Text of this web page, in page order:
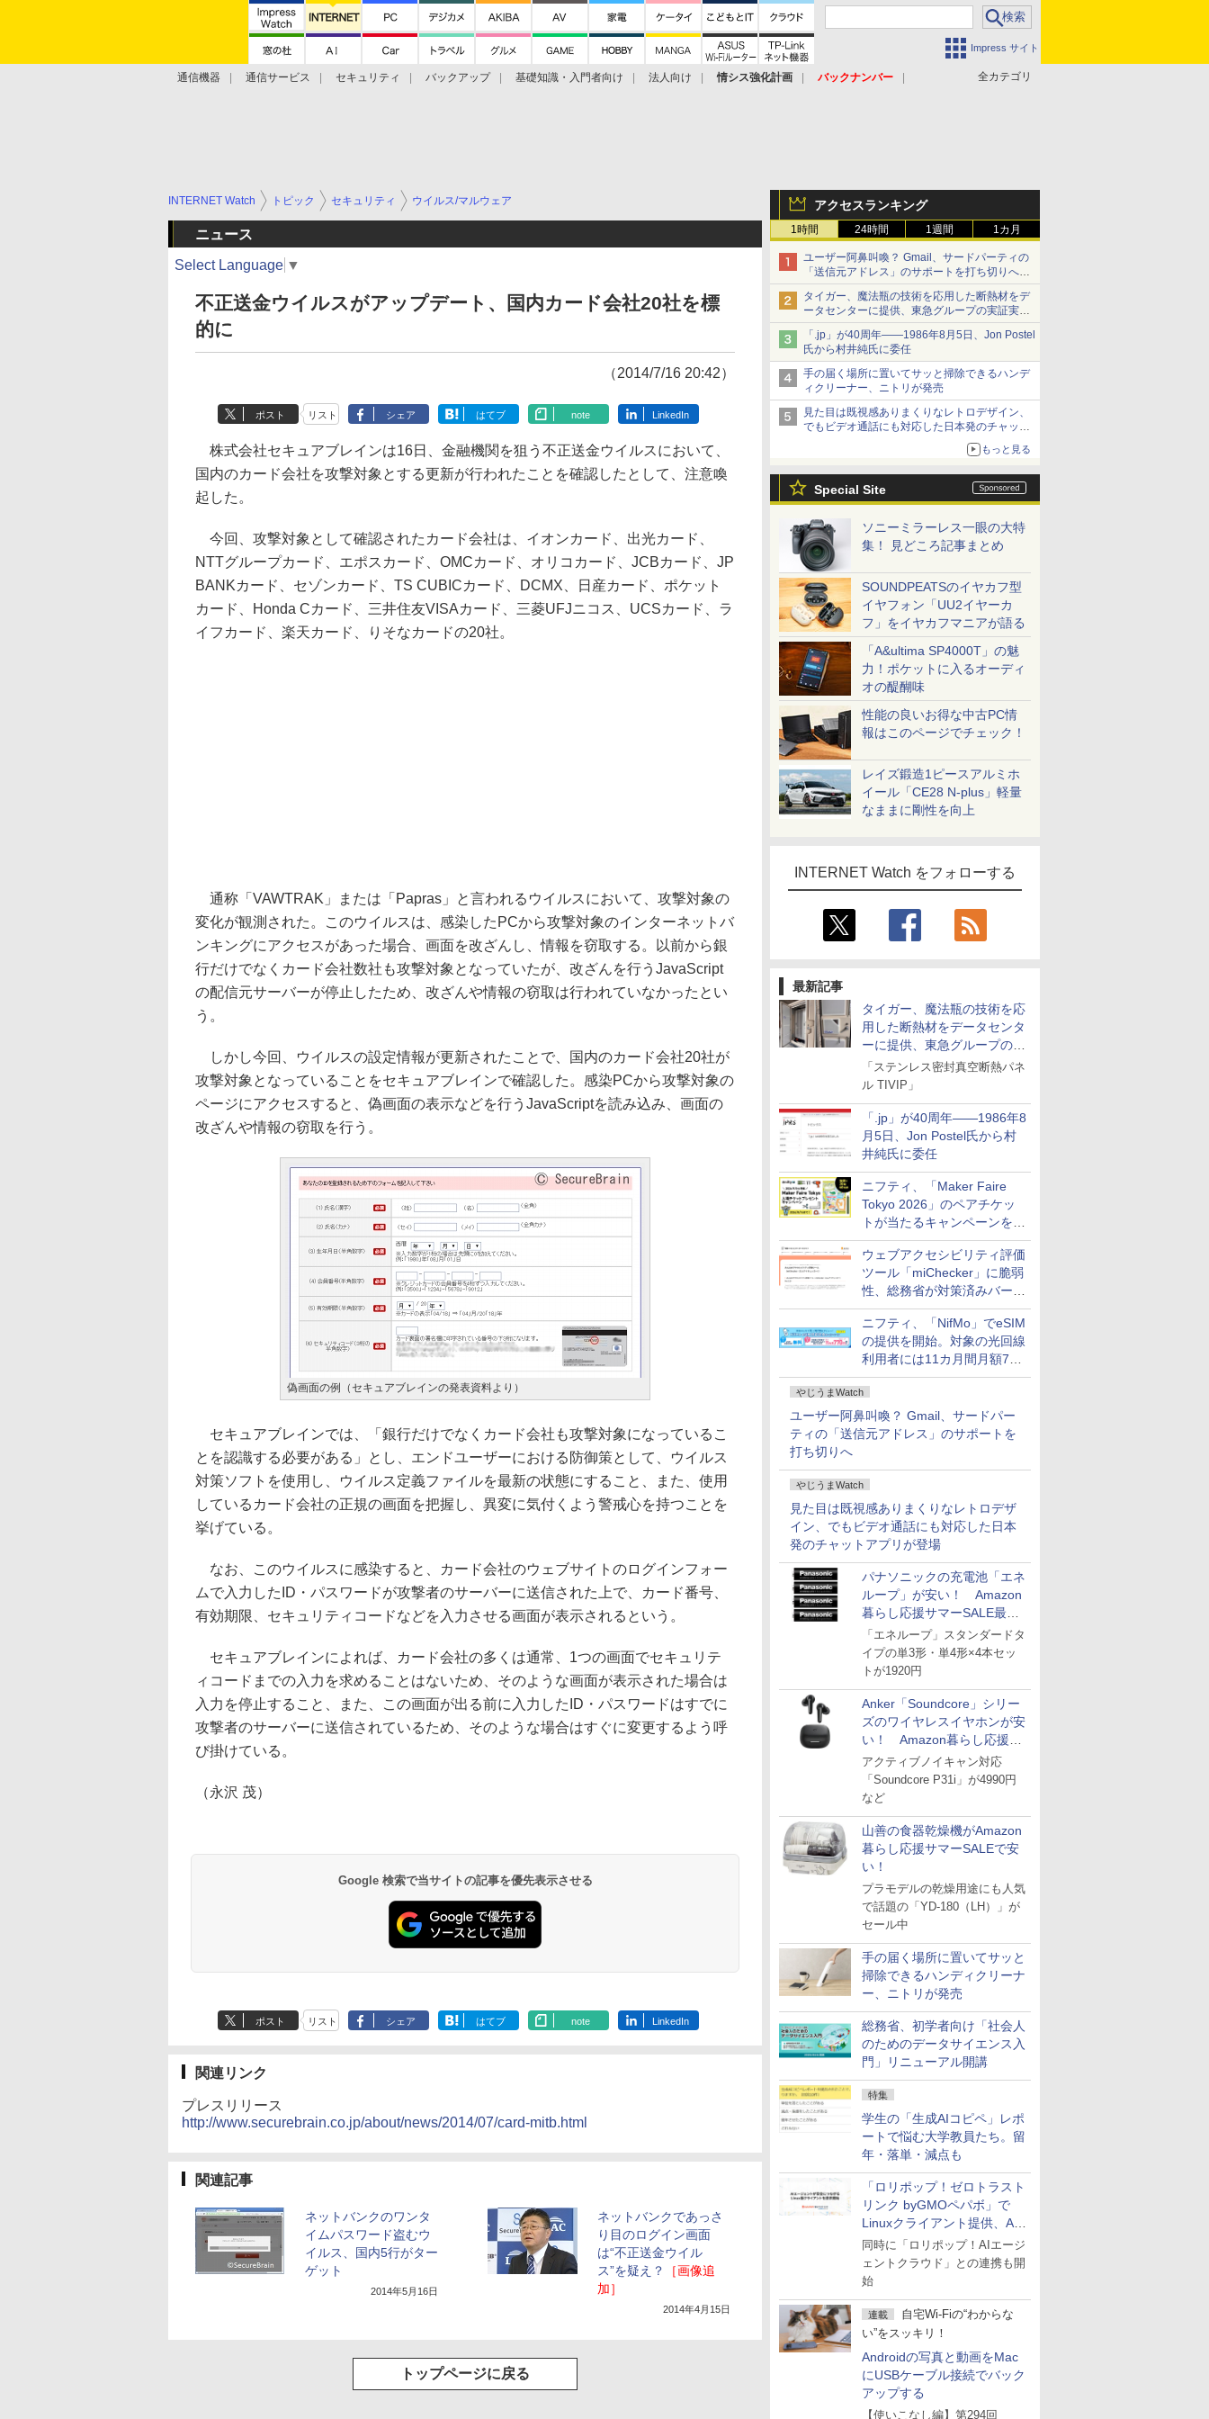
Impress サイト
全カテゴリ
通信機器 通信サービス セキュリティ バックアップ 基礎知識・入門者向け 法人向け 情シス強化計画
バックナンバー
アクセスランキング
1時間 24時間 1週間 1カ月
ユーザー阿鼻叫喚？ Gmail、サードパーティの
「送信元アドレス」のサポートを打ち切りへ
【やじうまWatch】
タイガー、魔法瓶の技術を応用した断熱材をデ
ータセンターに提供、東急グループの実証実験
で 「ステンレス密封真空断熱パネル TIVIP」
「.jp」が40周年――1986年8月5日、Jon Postel
氏から村井純氏に委任
手の届く場所に置いてサッと掃除できるハンデ
ィクリーナー、ニトリが発売
見た目は既視感ありまくりなレトロデザイン、
でもビデオ通話にも対応した日本発のチャット
もっと見る
Special Site
ソニーミラーレス一眼の大特
集！ 見どころ記事まとめ
SOUNDPEATSのイヤカフ型
イヤフォン「UU2イヤーカ
フ」をイヤカフマニアが語る
「A&ultima SP4000T」の魅
力！ポケットに入るオーディ
オの醍醐味
性能の良いお得な中古PC情
報はこのページでチェック！
レイズ鍛造1ピースアルミホ
イール「CE28 N-plus」軽量
なままに剛性を向上
INTERNET Watch をフォローする
最新記事
タイガー、魔法瓶の技術を応
用した断熱材をデータセンタ
ーに提供、東急グループの実
証実験で
「ステンレス密封真空断熱パネ
ル TIVIP」
「.jp」が40周年――1986年8
月5日、Jon Postel氏から村
井純氏に委任
ニフティ、「Maker Faire
Tokyo 2026」のペアチケッ
トが当たるキャンペーンをX
で実施。8月16日まで
ウェブアクセシビリティ評価
ツール「miChecker」に脆弱
性、総務省が対策済みバージ
ョンへの更新を呼び掛け
ニフティ、「NifMo」でeSIM
の提供を開始。対象の光回線
利用者には11カ月間月額770
円割引のキャンペーン
やじうまWatch
ユーザー阿鼻叫喚？ Gmail、サードパー
ティの「送信元アドレス」のサポートを
打ち切りへ
やじうまWatch
見た目は既視感ありまくりなレトロデザ
イン、でもビデオ通話にも対応した日本
発のチャットアプリが登場
パナソニックの充電池「エネ
ループ」が安い！ Amazon
暮らし応援サマーSALE最終
日
「エネループ」スタンダードタ
イプの単3形・単4形×4本セッ
トが1920円
Anker「Soundcore」シリー
ズのワイヤレスイヤホンが安
い！ Amazon暮らし応援サ
マーSALE
アクティブノイキャン対応
「Soundcore P31i」が4990円
など
山善の食器乾燥機がAmazon
暮らし応援サマーSALEで安
い！
プラモデルの乾燥用途にも人気
で話題の「YD-180（LH）」が
セール中
手の届く場所に置いてサッと
掃除できるハンディクリーナ
ー、ニトリが発売
総務省、初学者向け「社会人
のためのデータサイエンス入
門」リニューアル開講
特集
学生の「生成AIコピペ」レポ
ートで悩む大学教員たち。留
年・落単・減点も
「ロリポップ！ゼロトラスト
リンク byGMOペパボ」で
Linuxクライアント提供、AI
エージェントの接続が容易に
同時に「ロリポップ！AIエージ
ェントクラウド」との連携も開
始
連載
自宅Wi-Fiの“わからな
い”をスッキリ！
Androidの写真と動画をMac
にUSBケーブル接続でバック
アップする
【使いこなし編】第294回
INTERNET Watch トピック セキュリティ ウイルス/マルウェア
ニュース
Select Language ▼
不正送金ウイルスがアップデート、国内カード会社20社を標
的に
（2014/7/16 20:42）
ポスト リスト シェア はてブ note LinkedIn
株式会社セキュアブレインは16日、金融機関を狙う不正送金ウイルスにおいて、
国内のカード会社を攻撃対象とする更新が行われたことを確認したとして、注意喚
起した。
今回、攻撃対象として確認されたカード会社は、イオンカード、出光カード、
NTTグループカード、エポスカード、OMCカード、オリコカード、JCBカード、JP
BANKカード、セゾンカード、TS CUBICカード、DCMX、日産カード、ポケット
カード、Honda Cカード、三井住友VISAカード、三菱UFJニコス、UCSカード、ラ
イフカード、楽天カード、りそなカードの20社。
通称「VAWTRAK」または「Papras」と言われるウイルスにおいて、攻撃対象の
変化が観測された。このウイルスは、感染したPCから攻撃対象のインターネットバ
ンキングにアクセスがあった場合、画面を改ざんし、情報を窃取する。以前から銀
行だけでなくカード会社数社も攻撃対象となっていたが、改ざんを行うJavaScript
の配信元サーバーが停止したため、改ざんや情報の窃取は行われていなかったとい
う。
しかし今回、ウイルスの設定情報が更新されたことで、国内のカード会社20社が
攻撃対象となっていることをセキュアブレインで確認した。感染PCから攻撃対象の
ページにアクセスすると、偽画面の表示などを行うJavaScriptを読み込み、画面の
改ざんや情報の窃取を行う。
偽画面の例（セキュアブレインの発表資料より）
セキュアブレインでは、「銀行だけでなくカード会社も攻撃対象になっているこ
とを認識する必要がある」とし、エンドユーザーにおける防御策として、ウイルス
対策ソフトを使用し、ウイルス定義ファイルを最新の状態にすること、また、使用
しているカード会社の正規の画面を把握し、異変に気付くよう警戒心を持つことを
挙げている。
なお、このウイルスに感染すると、カード会社のウェブサイトのログインフォー
ムで入力したID・パスワードが攻撃者のサーバーに送信された上で、カード番号、
有効期限、セキュリティコードなどを入力させる画面が表示されるという。
セキュアブレインによれば、カード会社の多くは通常、1つの画面でセキュリテ
ィコードまでの入力を求めることはないため、そのような画面が表示された場合は
入力を停止すること、また、この画面が出る前に入力したID・パスワードはすでに
攻撃者のサーバーに送信されているため、そのような場合はすぐに変更するよう呼
び掛けている。
（永沢 茂）
Google 検索で当サイトの記事を優先表示させる
ポスト リスト シェア はてブ note LinkedIn
関連リンク
プレスリリース
http://www.securebrain.co.jp/about/news/2014/07/card-mitb.html
関連記事
ネットバンクのワンタ
イムパスワード盗むウ
イルス、国内5行がター
ゲット
2014年5月16日
ネットバンクであっさ
り目のログイン画面
は“不正送金ウイル
ス”を疑え？
［画像追
加］
2014年4月15日
トップページに戻る